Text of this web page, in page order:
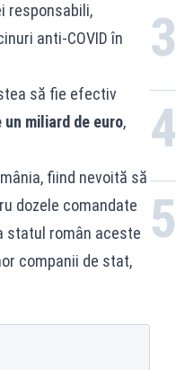
responsabili,
anti-COVID în
să fie efectiv
un miliard de euro,
fiind nevoită să
dozele comandate
statul român aceste
companii de stat,
3
4
5